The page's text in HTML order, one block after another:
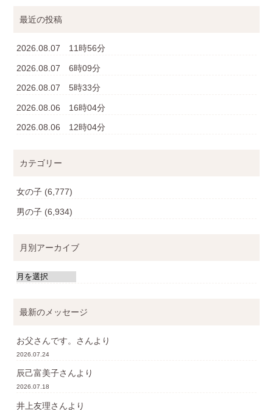
最近の投稿
2026.08.07 11時56分
2026.08.07 6時09分
2026.08.07 5時33分
2026.08.06 16時04分
2026.08.06 12時04分
カテゴリー
女の子 (6,777)
男の子 (6,934)
月別アーカイブ
最新のメッセージ
お父さんです。 さんより
2026.07.24
辰己富美子さんより
2026.07.18
井上友理さんより